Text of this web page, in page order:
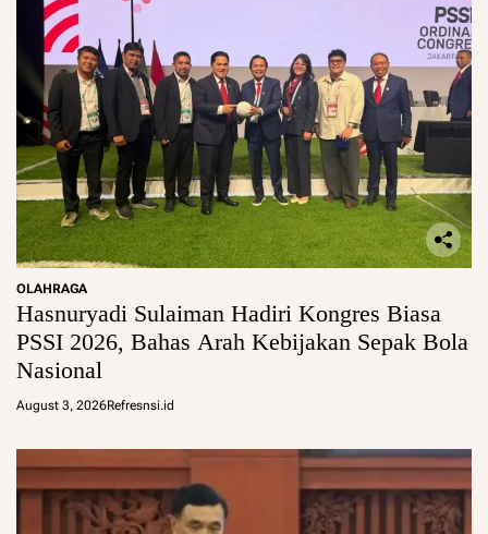
OLAHRAGA
Hasnuryadi Sulaiman Hadiri Kongres Biasa
PSSI 2026, Bahas Arah Kebijakan Sepak Bola
Nasional
August 3, 2026Refresnsi.id